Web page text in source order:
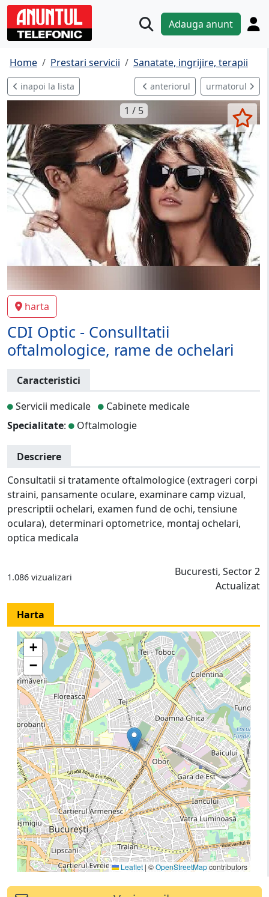
Adauga anunt
Home Prestari servicii Sanatate, ingrijire, terapii
inapoi la lista anteriorul urmatorul
1 / 5
harta
CDI Optic - Consulltatii
oftalmologice, rame de ochelari
Caracteristici
Servicii medicale
Cabinete medicale
Specialitate: Oftalmologie
Descriere
Consultatii si tratamente oftalmologice (extrageri corpi
straini, pansamente oculare, examinare camp vizual,
prescriptii ochelari, examen fund de ochi, tensiune
oculara), determinari optometrice, montaj ochelari,
optica medicala
1.086 vizualizari
Bucuresti, Sector 2
Actualizat
Harta
+
−
Leaflet | ©OpenStreetMapcontributors